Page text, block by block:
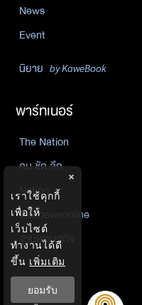
News
Event
นิยาย by KaweBook
พาร์ทเนอร์
The Nation
คม ชัด ลึก
Nation
Thainewsonline
ฐานเศรษฐกิจ
×
เราใช้คุกกี้
เพื่อให้
เว็บไซต์
ทำงานได้ดี
ขึ้น เพิ่มเติม
ยอมรับ